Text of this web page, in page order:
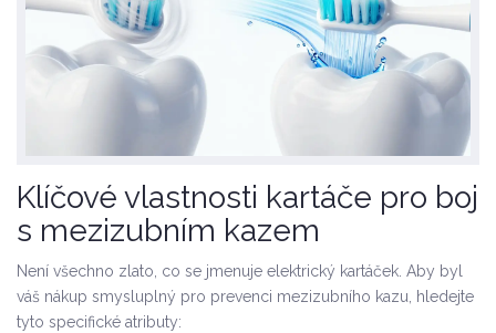
Klíčové vlastnosti kartáče pro boj
s mezizubním kazem
Není všechno zlato, co se jmenuje elektrický kartáček. Aby byl
váš nákup smysluplný pro prevenci mezizubního kazu, hledejte
tyto specifické atributy: